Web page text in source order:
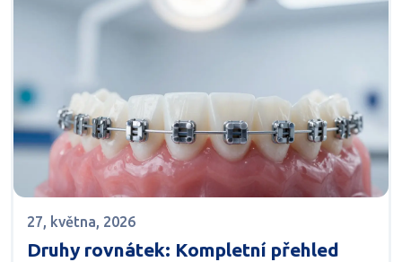
27, května, 2026
Druhy rovnátek: Kompletní přehled